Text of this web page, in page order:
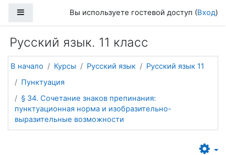
Боковая панельВы используете гостевой доступ (Вход)
Русский язык. 11 класс
В начало Курсы Русский язык
Русский язык 11
Пунктуация
§ 34. Сочетание знаков препинания:
пунктуационная норма и изобразительно-
выразительные возможности